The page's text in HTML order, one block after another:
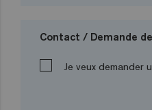
Contact / Demande
Je veux demander